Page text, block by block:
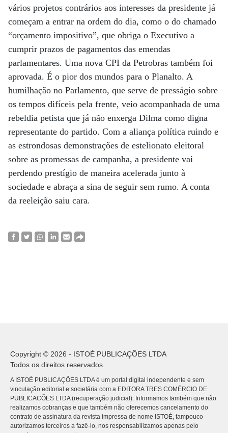
vários projetos contrários aos interesses da presidente já
começam a entrar na ordem do dia, como o do chamado
“orçamento impositivo”, que obriga o Executivo a
cumprir prazos de pagamentos das emendas
parlamentares. Uma nova CPI da Petrobras também foi
aprovada. É o pior dos mundos para o Planalto. A
humilhação no Parlamento, que serve de presságio sobre
os tempos difíceis pela frente, veio acompanhada de uma
rebeldia petista que já não enxerga Dilma como digna
representante do partido. Com a aliança política ruindo e
as estrondosas demonstrações de estelionato eleitoral
sobre as promessas de campanha, a presidente vai
perdendo prestígio de maneira acelerada junto à
sociedade e abraça a sina de seguir sem rumo. A conta
da reeleição saiu cara.
Copyright © 2026 - ISTOÉ PUBLICAÇÕES LTDA
Todos os direitos reservados.
A ISTOÉ PUBLICAÇÕES LTDA é um portal digital independente e sem
vinculação editorial e societária com a EDITORA TRES COMÉRCIO DE
PUBLICACÕES LTDA (recuperação judicial). Informamos também que não
realizamos cobranças e que também não oferecemos cancelamento do
contrato de assinatura da revista impressa de nome ISTOÉ, tampouco
autorizamos terceiros a fazê-lo, nos responsabilizamos apenas pelo